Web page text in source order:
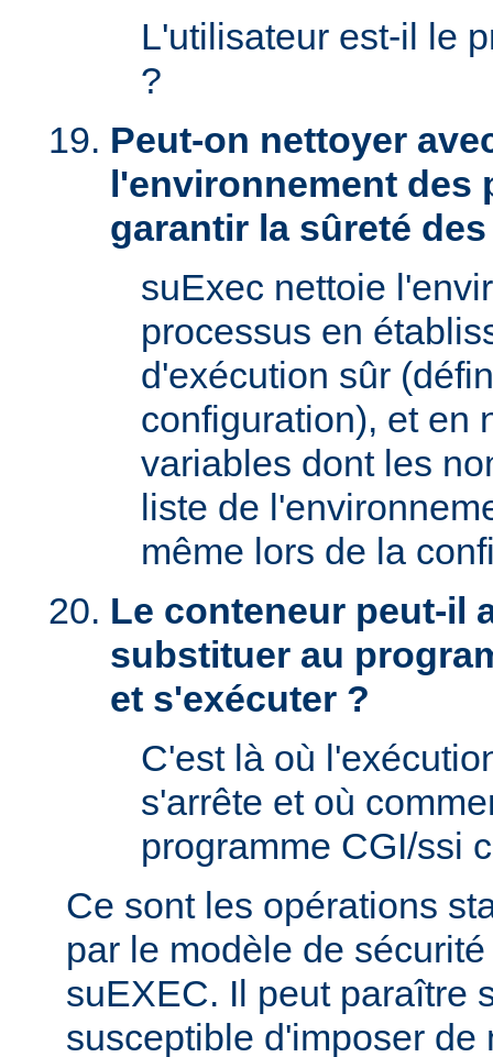
L'utilisateur est-il le
?
Peut-on nettoyer
l'environnement des
garantir la sûreté
suExec nettoie
processus en
d'exécution sûr
configuration), et en
variables dont les
liste de
même lors de la
Le conteneur peut-il
substituer au
et s'exécuter ?
C'est là où
s'arrête et où
programme CGI/ssi
Ce sont les opérations
par le modèle de
suEXEC. Il peut paraître
susceptible d'imposer